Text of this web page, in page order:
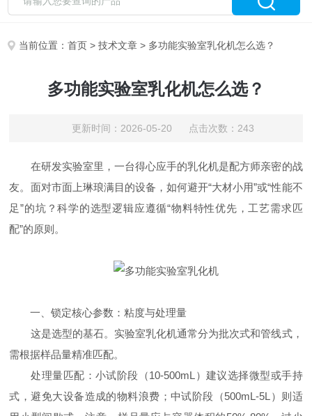
当前位置：首页 >技术文章 > 多功能实验室乳化机怎么选？
多功能实验室乳化机怎么选？
更新时间：2026-05-20 点击次数：243
在研发实验室里，一台得心应手的乳化机是配方师亲密的战
友。面对市面上琳琅满目的设备，如何避开“大材小用”或“性能不
足”的坑？科学的选型逻辑应遵循“物料特性优先，工艺需求匹
配”的原则。
一、锁定核心参数：粘度与处理量
这是选型的基石。实验室乳化机通常分为批次式和管线式，
需根据样品量精准匹配。
处理量匹配：小试阶段（10-500mL）建议选择微型或手持
式，避免大设备造成的物料浪费；中试阶段（500mL-5L）则适